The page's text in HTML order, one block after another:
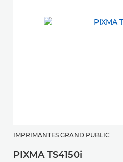
IMPRIMANTES GRAND PUBLIC
PIXMA TS4150i